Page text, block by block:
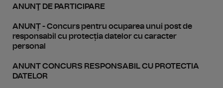
ANUNŢ DE PARTICIPARE
ANUNȚ - Concurs pentru ocuparea unui post de
responsabil cu protecția datelor cu caracter
personal
ANUNT CONCURS RESPONSABIL CU PROTECTIA
DATELOR